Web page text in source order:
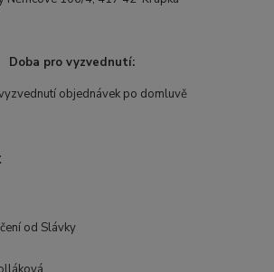
Doba pro vyzvednutí:
objednávek po domluvě
od Slávky